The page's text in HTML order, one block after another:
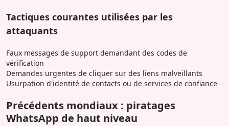
Tactiques courantes utilisées par les
attaquants
Faux messages de support demandant des codes de
vérification
Demandes urgentes de cliquer sur des liens malveillants
Usurpation d'identité de contacts ou de services de confiance
Précédents mondiaux : piratages
WhatsApp de haut niveau